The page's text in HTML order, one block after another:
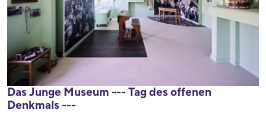
Das Junge Museum --- Tag des offenen
Denkmals ---